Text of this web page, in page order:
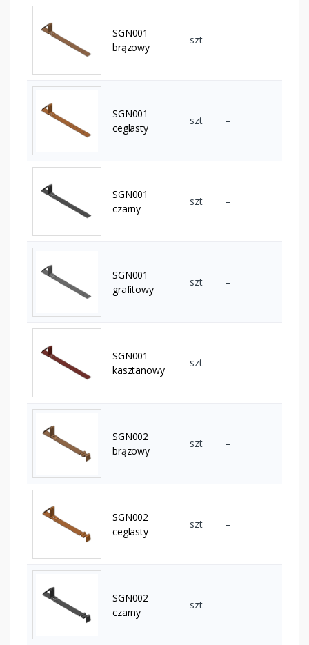
SGN001
brązowy
szt –
SGN001
ceglasty
szt –
SGN001
czarny
szt –
SGN001
grafitowy
szt –
SGN001
kasztanowy
szt –
SGN002
brązowy
szt –
SGN002
ceglasty
szt –
SGN002
czarny
szt –